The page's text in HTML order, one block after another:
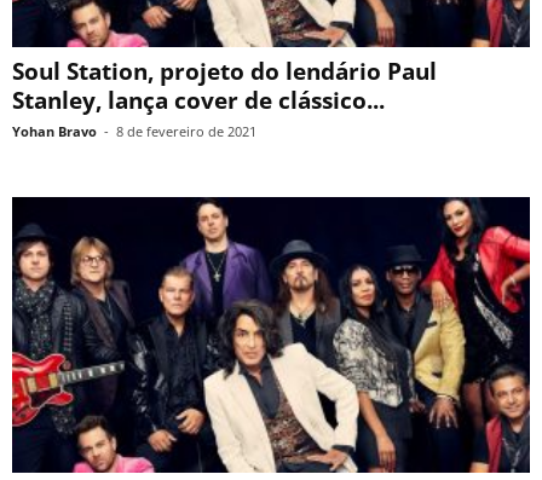
Soul Station, projeto do lendário Paul
Stanley, lança cover de clássico...
Yohan Bravo - 8 de fevereiro de 2021